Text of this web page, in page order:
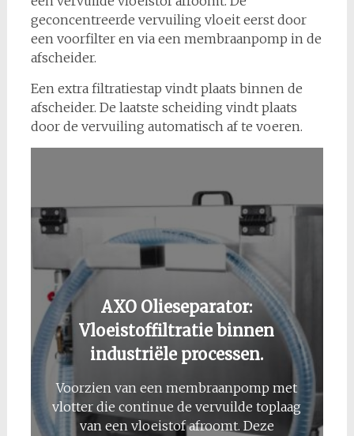
geconcentreerde vervuiling vloeit eerst door
een voorfilter en via een membraanpomp in de
afscheider.
Een extra filtratiestap vindt plaats binnen de
afscheider. De laatste scheiding vindt plaats
door de vervuiling automatisch af te voeren.
AXO Olieseparator:
Vloeistoffiltratie binnen
industriële processen.
Voorzien van een membraanpomp met
vlotter die continue de vervuilde toplaag
van een vloeistof afroomt. Deze